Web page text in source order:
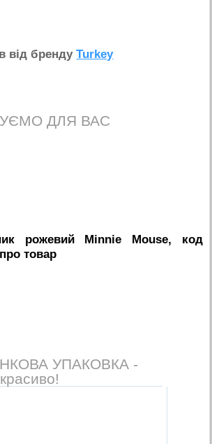
вiд брендуTurkey
ДЛЯ ВАС
рожевий Minnie Mouse, код
товар
УПАКОВКА -